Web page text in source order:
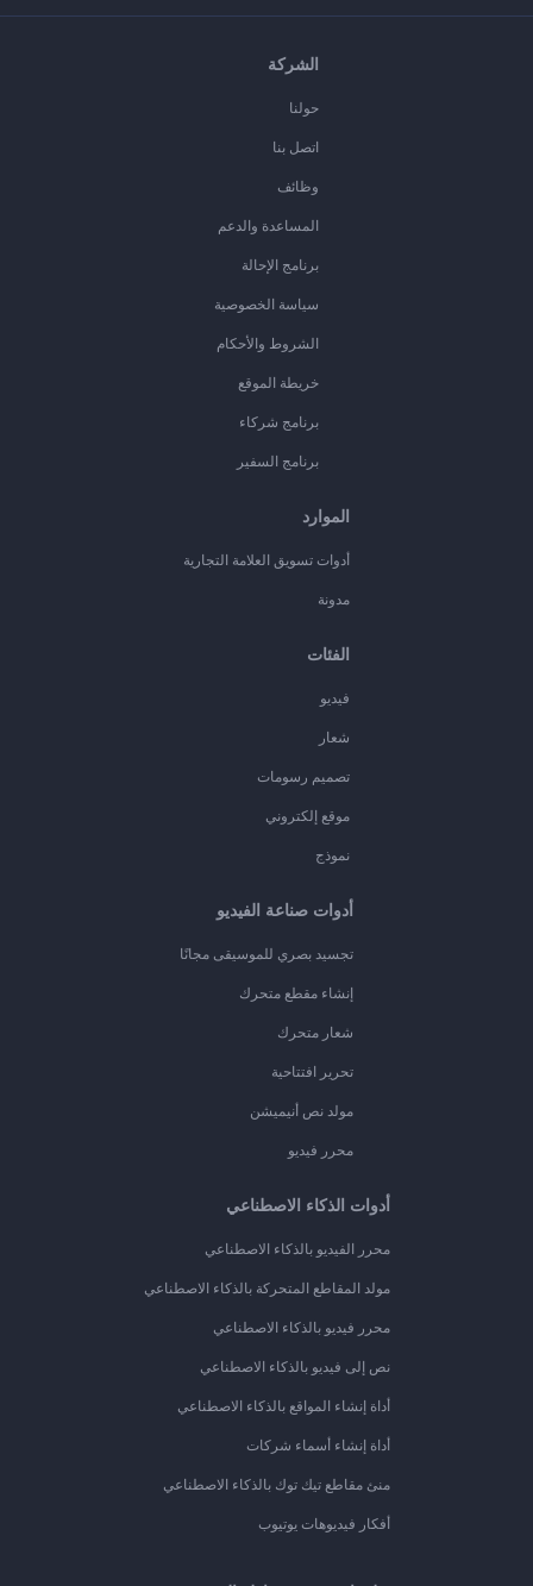
الشركة
حولنا
اتصل بنا
وظائف
المساعدة والدعم
برنامج الإحالة
سياسة الخصوصية
الشروط والأحكام
خريطة الموقع
برنامج شركاء
برنامج السفير
الموارد
أدوات تسويق العلامة التجارية
مدونة
الفئات
فيديو
شعار
تصميم رسومات
موقع إلكتروني
نموذج
أدوات صناعة الفيديو
تجسيد بصري للموسيقى مجانًا
إنشاء مقطع متحرك
شعار متحرك
تحرير افتتاحية
مولد نص أنيميشن
محرر فيديو
أدوات الذكاء الاصطناعي
محرر الفيديو بالذكاء الاصطناعي
مولد المقاطع المتحركة بالذكاء الاصطناعي
محرر فيديو بالذكاء الاصطناعي
نص إلى فيديو بالذكاء الاصطناعي
أداة إنشاء المواقع بالذكاء الاصطناعي
أداة إنشاء أسماء شركات
منئ مقاطع تيك توك بالذكاء الاصطناعي
أفكار فيديوهات يوتيوب